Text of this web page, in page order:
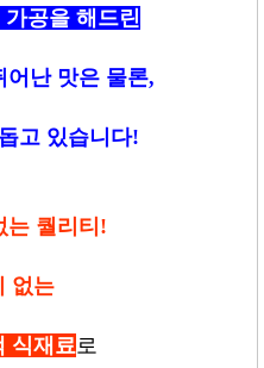
공을 해드린
어난 맛은 물론,
고 있습니다!
는 퀄리티!
없는
식재료 로